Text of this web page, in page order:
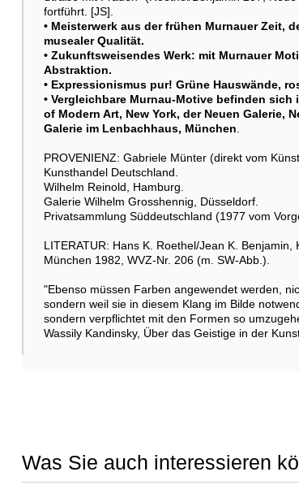
fortführt. [JS].
• Meisterwerk aus der frühen Murnauer Zeit,
musealer Qualität.
• Zukunftsweisendes Werk: mit Murnauer
Abstraktion.
• Expressionismus pur! Grüne Hauswände,
• Vergleichbare Murnau-Motive befinden sich
of Modern Art, New York, der Neuen Galerie,
Galerie im Lenbachhaus, München
PROVENIENZ: Gabriele Münter (direkt vom
Kunsthandel Deutschland.
Wilhelm Reinold, Hamburg.
Galerie Wilhelm Grosshennig, Düsseldorf.
Privatsammlung Süddeutschland (1977 vom
LITERATUR: Hans K. Roethel/Jean K.
München 1982, WVZ-Nr. 206 (m. SW-Abb.).
"Ebenso müssen Farben angewendet werden,
sondern weil sie in diesem Klang im Bilde
sondern verpflichtet mit den Formen so
Wassily Kandinsky, Über das Geistige in der
Was Sie auch interessieren